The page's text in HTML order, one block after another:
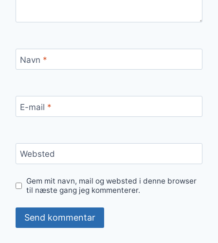
Navn *
E-mail *
Websted
Gem mit navn, mail og websted i denne browser
til næste gang jeg kommenterer.